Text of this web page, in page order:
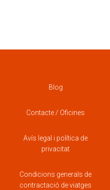
Blog
Contacte / Oficines
Avís legal i política de
privacitat
Condicions generals de
contractació de viatges